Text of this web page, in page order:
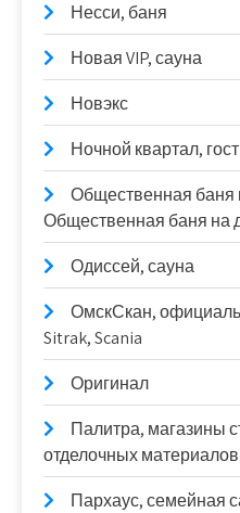
Несси, баня
Новая VIP, сауна
Новэкс
Ночной квартал,
Общественная баня
Общественная баня на
Одиссей, сауна
ОмскСкан,
Sitrak, Scania
Оригинал
Палитра, магазины
отделочных материалов
Пархаус, семейная